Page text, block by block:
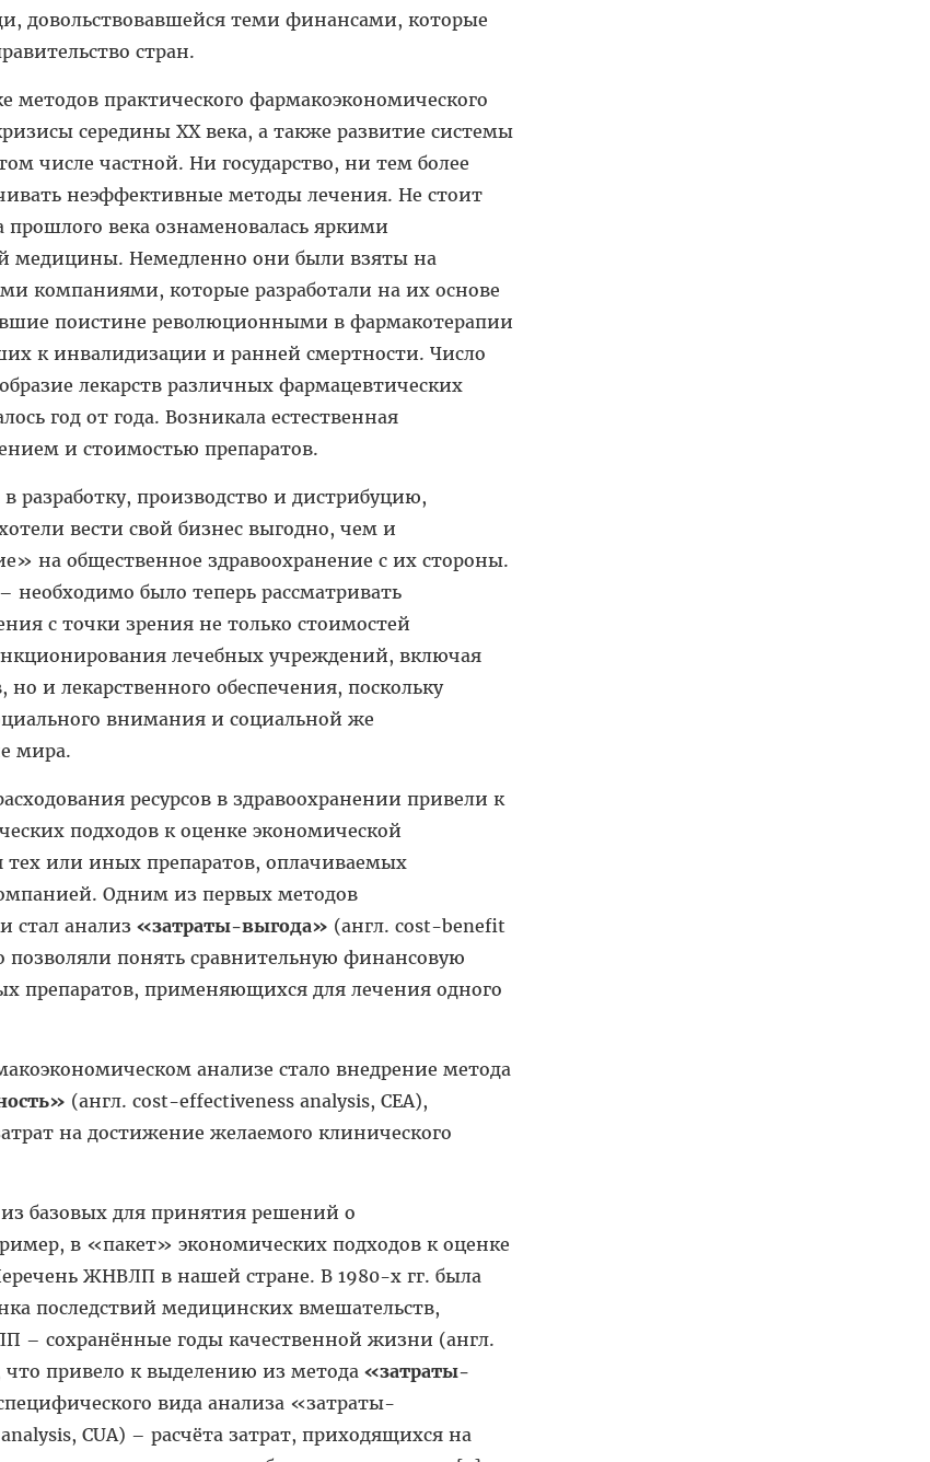
довольствовавшейся теми финансами, которые
стран.
методов практического фармакоэкономического
середины ХХ века, а также развитие системы
числе частной. Ни государство, ни тем более
неэффективные методы лечения. Не стоит
прошлого века ознаменовалась яркими
медицины. Немедленно они были взяты на
компаниями, которые разработали на их основе
поистине революционными в фармакотерапии
к инвалидизации и ранней смертности. Число
лекарств различных фармацевтических
год от года. Возникала естественная
и стоимостью препаратов.
разработку, производство и дистрибуцию,
вести свой бизнес выгодно, чем и
на общественное здравоохранение с их стороны.
необходимо было теперь рассматривать
с точки зрения не только стоимостей
лечебных учреждений, включая
и лекарственного обеспечения, поскольку
внимания и социальной же
мира.
ресурсов в здравоохранении привели к
подходов к оценке экономической
тех или иных препаратов, оплачиваемых
Одним из первых методов
стал анализ «затраты-выгода» (англ. cost-benefit
позволяли понять сравнительную финансовую
препаратов, применяющихся для лечения одного
анализе стало внедрение метода
(англ. cost-effectiveness analysis, CEA),
на достижение желаемого клинического
базовых для принятия решений о
в «пакет» экономических подходов к оценке
ЖНВЛП в нашей стране. В 1980-х гг. была
последствий медицинских вмешательств,
– сохранённые годы качественной жизни (англ.
что привело к выделению из метода «затраты-
вида анализа «затраты-
CUA) – расчёта затрат, приходящихся на